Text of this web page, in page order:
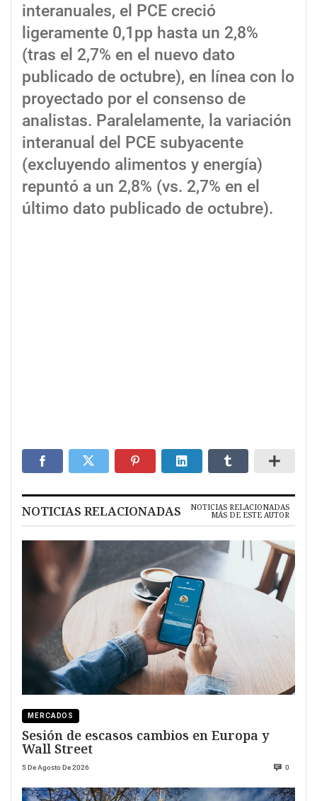
interanuales, el PCE creció
ligeramente 0,1pp hasta un 2,8%
(tras el 2,7% en el nuevo dato
publicado de octubre), en línea con lo
proyectado por el consenso de
analistas. Paralelamente, la variación
interanual del PCE subyacente
(excluyendo alimentos y energía)
repuntó a un 2,8% (vs. 2,7% en el
último dato publicado de octubre).
NOTICIAS RELACIONADAS NOTICIAS RELACIONADAS
MÁS DE ESTE AUTOR
MERCADOS
Sesión de escasos cambios en Europa y
Wall Street
5 De Agosto De 2026 0